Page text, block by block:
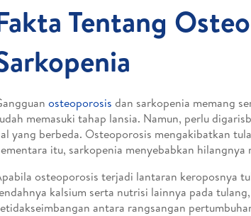
Tentang
osteoporosis dan sarkopenia memang
memasuki tahap lansia. Namun, perlu
yang berbeda. Osteoporosis mengakibatkan
itu, sarkopenia menyebabkan hilangnya
osteoporosis terjadi lantaran keroposnya
kalsium serta nutrisi lainnya pada
antara rangsangan